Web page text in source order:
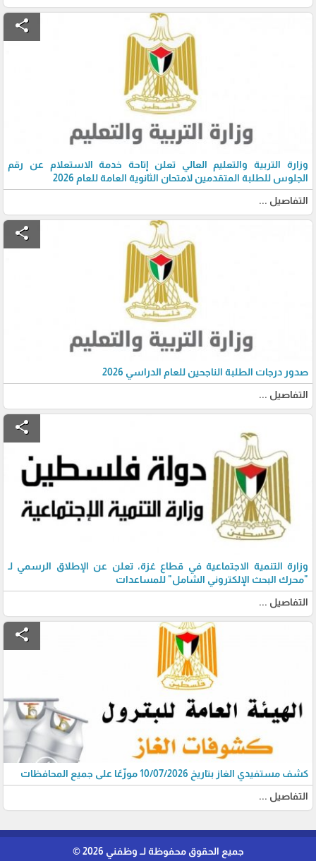
share
وزارة التربية والتعليم العالي تعلن إتاحة خدمة الاستعلام عن رقم
الجلوس للطلبة المتقدمين لامتحان الثانوية العامة للعام 2026
التفاصيل ...
share
صدور درجات الطلبة الناجحين للعام الدراسي 2026
التفاصيل ...
share
وزارة التنمية الاجتماعية في قطاع غزة، تعلن عن الإطلاق الرسمي لـ
"محرك البحث الإلكتروني الشامل" للمساعدات
التفاصيل ...
share
كشف مستفيدي الغاز بتاريخ 10/07/2026 موزّعًا على جميع المحافظات
التفاصيل ...
جميع الحقوق محفوظة لــ وظفني 2026 ©